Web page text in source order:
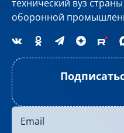
технический вуз
оборонной